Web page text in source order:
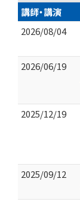
講師・講演
2026/08/04
2026/06/19
2025/12/19
2025/09/12